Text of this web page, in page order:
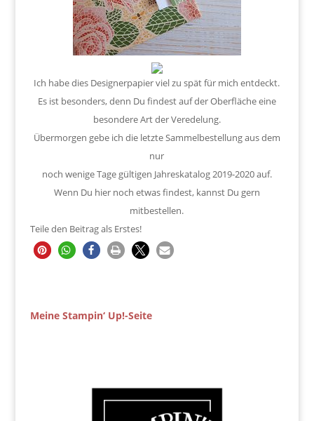
Ich habe dies Designerpapier viel zu spät für mich entdeckt.
Es ist besonders, denn Du findest auf der Oberfläche eine
besondere Art der Veredelung.
Übermorgen gebe ich die letzte Sammelbestellung aus dem
nur
noch wenige Tage gültigen Jahreskatalog 2019-2020 auf.
Wenn Du hier noch etwas findest, kannst Du gern
mitbestellen.
Teile den Beitrag als Erstes!
Meine Stampin‘ Up!-Seite